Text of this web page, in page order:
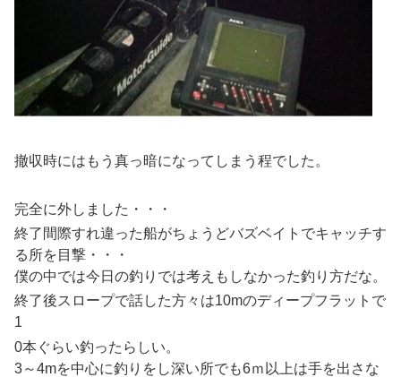
撤収時にはもう真っ暗になってしまう程でした。
完全に外しました・・・
終了間際すれ違った船がちょうどバズベイトでキャッチす
る所を目撃・・・
僕の中では今日の釣りでは考えもしなかった釣り方だな。
終了後スロープで話した方々は10mのディープフラットで
1
0本ぐらい釣ったらしい。
3～4mを中心に釣りをし深い所でも6ｍ以上は手を出さな